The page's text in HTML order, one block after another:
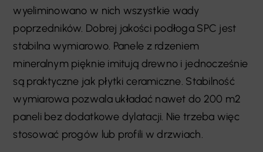
wyeliminowano w nich wszystkie wady
poprzedników. Dobrej jakości podłoga SPC jest
stabilna wymiarowo. Panele z rdzeniem
mineralnym pięknie imitują drewno i jednocześnie
są praktyczne jak płytki ceramiczne. Stabilność
wymiarowa pozwala układać nawet do 200 m2
paneli bez dodatkowe dylatacji. Nie trzeba więc
stosować progów lub profili w drzwiach.